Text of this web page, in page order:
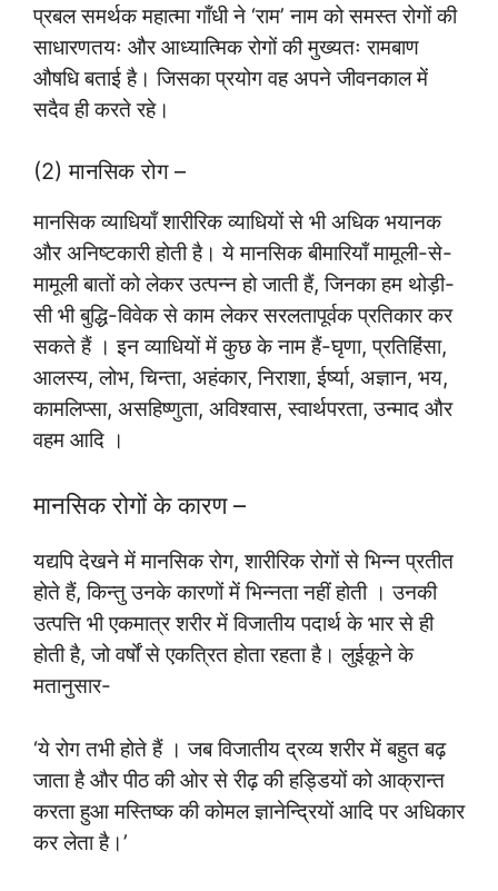
प्रबल समर्थक महात्मा गाँधी ने ‘राम’ नाम को समस्त रोगों की
साधारणतयः और आध्यात्मिक रोगों की मुख्यतः रामबाण
औषधि बताई है। जिसका प्रयोग वह अपने जीवनकाल में
सदैव ही करते रहे।
(2) मानसिक रोग –
मानसिक व्याधियाँ शारीरिक व्याधियों से भी अधिक भयानक
और अनिष्टकारी होती है। ये मानसिक बीमारियाँ मामूली-से-
मामूली बातों को लेकर उत्पन्न हो जाती हैं, जिनका हम थोड़ी-
सी भी बुद्धि-विवेक से काम लेकर सरलतापूर्वक प्रतिकार कर
सकते हैं । इन व्याधियों में कुछ के नाम हैं-घृणा, प्रतिहिंसा,
आलस्य, लोभ, चिन्ता, अहंकार, निराशा, ईर्ष्या, अज्ञान, भय,
कामलिप्सा, असहिष्णुता, अविश्वास, स्वार्थपरता, उन्माद और
वहम आदि ।
मानसिक रोगों के कारण –
यद्यपि देखने में मानसिक रोग, शारीरिक रोगों से भिन्न प्रतीत
होते हैं, किन्तु उनके कारणों में भिन्नता नहीं होती । उनकी
उत्पत्ति भी एकमात्र शरीर में विजातीय पदार्थ के भार से ही
होती है, जो वर्षों से एकत्रित होता रहता है। लुईकूने के
मतानुसार-
‘ये रोग तभी होते हैं । जब विजातीय द्रव्य शरीर में बहुत बढ़
जाता है और पीठ की ओर से रीढ़ की हड्डियों को आक्रान्त
करता हुआ मस्तिष्क की कोमल ज्ञानेन्द्रियों आदि पर अधिकार
कर लेता है।’